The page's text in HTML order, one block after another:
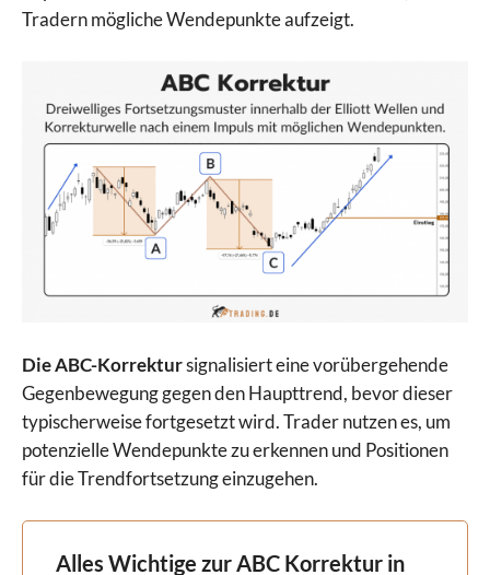
Tradern mögliche Wendepunkte aufzeigt.
Die ABC-Korrektursignalisiert eine vorübergehende
Gegenbewegung gegen den Haupttrend, bevor dieser
typischerweise fortgesetzt wird. Trader nutzen es, um
potenzielle Wendepunkte zu erkennen und Positionen
für die Trendfortsetzung einzugehen.
Alles Wichtige zur ABC Korrektur in